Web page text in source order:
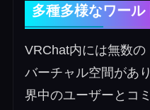
多種多様なワール
VRChat内には無数
バーチャル空間があ
界中のユーザーとコ